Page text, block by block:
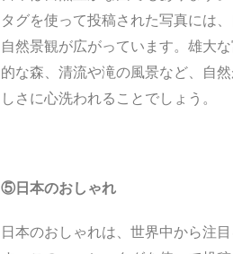
タグを使って投稿された写真には
自然景観が広がっています。雄大
的な森、清流や滝の風景など、自
しさに心洗われることでしょう。
⑤日本のおしゃれ
日本のおしゃれは、世界中から注